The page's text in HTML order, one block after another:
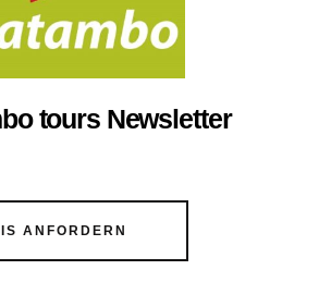
tours Newsletter
ANFORDERN